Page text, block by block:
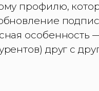
профилю,
особенность
друг с